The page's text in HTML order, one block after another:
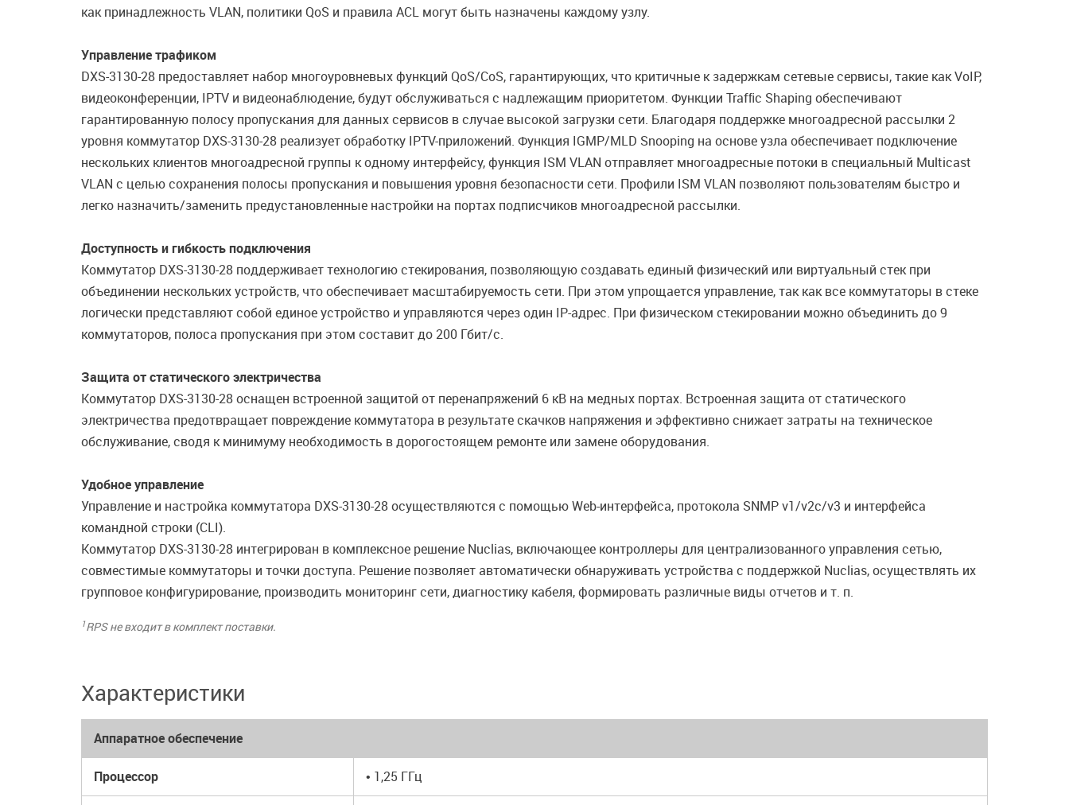
как принадлежность VLAN, политики QoS и правила ACL могут быть назначены каждому узлу.
Управление трафиком
DXS-3130-28 предоставляет набор многоуровневых функций QoS/CoS, гарантирующих, что критичные к задержкам сетевые сервисы, такие как VoIP,
видеоконференции, IPTV и видеонаблюдение, будут обслуживаться с надлежащим приоритетом. Функции Trafﬁc Shaping обеспечивают
гарантированную полосу пропускания для данных сервисов в случае высокой загрузки сети. Благодаря поддержке многоадресной рассылки 2
уровня коммутатор DXS-3130-28 реализует обработку IPTV-приложений. Функция IGMP/MLD Snooping на основе узла обеспечивает подключение
нескольких клиентов многоадресной группы к одному интерфейсу, функция ISM VLAN отправляет многоадресные потоки в специальный Multicast
VLAN с целью сохранения полосы пропускания и повышения уровня безопасности сети. Профили ISM VLAN позволяют пользователям быстро и
легко назначить/заменить предустановленные настройки на портах подписчиков многоадресной рассылки.
Доступность и гибкость подключения
Коммутатор DXS-3130-28 поддерживает технологию стекирования, позволяющую создавать единый физический или виртуальный стек при
объединении нескольких устройств, что обеспечивает масштабируемость сети. При этом упрощается управление, так как все коммутаторы в стеке
логически представляют собой единое устройство и управляются через один IP-адрес. При физическом стекировании можно объединить до 9
коммутаторов, полоса пропускания при этом составит до 200 Гбит/с.
Защита от статического электричества
Коммутатор DXS-3130-28 оснащен встроенной защитой от перенапряжений 6 кВ на медных портах. Встроенная защита от статического
электричества предотвращает повреждение коммутатора в результате скачков напряжения и эффективно снижает затраты на техническое
обслуживание, сводя к минимуму необходимость в дорогостоящем ремонте или замене оборудования.
Удобное управление
Управление и настройка коммутатора DXS-3130-28 осуществляются с помощью Web-интерфейса, протокола SNMP v1/v2с/v3 и интерфейса
командной строки (CLI).
Коммутатор DXS-3130-28 интегрирован в комплексное решение Nuclias, включающее контроллеры для централизованного управления сетью,
совместимые коммутаторы и точки доступа. Решение позволяет автоматически обнаруживать устройства c поддержкой Nuclias, осуществлять их
групповое конфигурирование, производить мониторинг сети, диагностику кабеля, формировать различные виды отчетов и т. п.
1RPS не входит в комплект поставки.
Характеристики
Аппаратное обеспечение
Процессор • 1,25 ГГц